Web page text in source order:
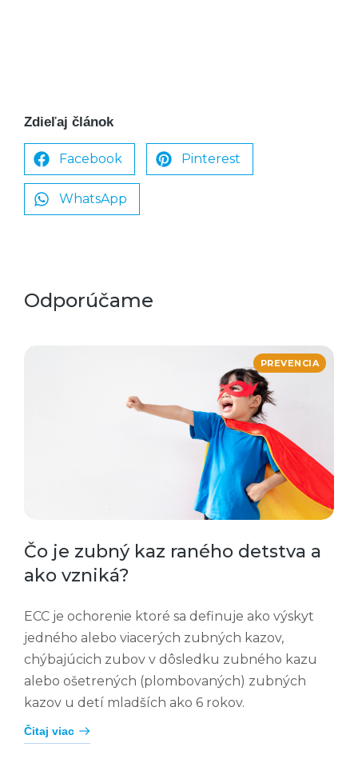
Zdieľaj článok
Facebook Pinterest
WhatsApp
Odporúčame
PREVENCIA
Čo je zubný kaz raného detstva a
ako vzniká?
ECC je ochorenie ktoré sa definuje ako výskyt
jedného alebo viacerých zubných kazov,
chýbajúcich zubov v dôsledku zubného kazu
alebo ošetrených (plombovaných) zubných
kazov u detí mladších ako 6 rokov.
Čitaj viac